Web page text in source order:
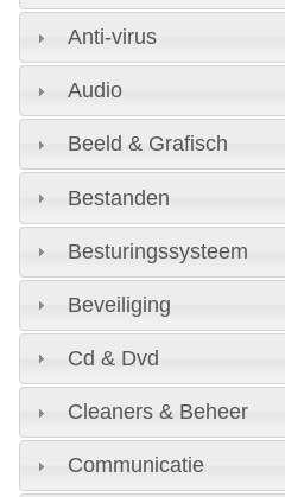
Anti-virus
Audio
Beeld & Grafisch
Bestanden
Besturingssysteem
Beveiliging
Cd & Dvd
Cleaners & Beheer
Communicatie